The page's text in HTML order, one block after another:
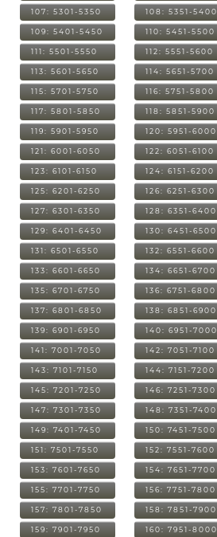
107: 5301-5350 108: 5351-5400
109: 5401-5450 110: 5451-5500
111: 5501-5550 112: 5551-5600
113: 5601-5650 114: 5651-5700
115: 5701-5750 116: 5751-5800
117: 5801-5850 118: 5851-5900
119: 5901-5950 120: 5951-6000
121: 6001-6050 122: 6051-6100
123: 6101-6150 124: 6151-6200
125: 6201-6250 126: 6251-6300
127: 6301-6350 128: 6351-6400
129: 6401-6450 130: 6451-6500
131: 6501-6550 132: 6551-6600
133: 6601-6650 134: 6651-6700
135: 6701-6750 136: 6751-6800
137: 6801-6850 138: 6851-6900
139: 6901-6950 140: 6951-7000
141: 7001-7050 142: 7051-7100
143: 7101-7150 144: 7151-7200
145: 7201-7250 146: 7251-7300
147: 7301-7350 148: 7351-7400
149: 7401-7450 150: 7451-7500
151: 7501-7550 152: 7551-7600
153: 7601-7650 154: 7651-7700
155: 7701-7750 156: 7751-7800
157: 7801-7850 158: 7851-7900
159: 7901-7950 160: 7951-8000